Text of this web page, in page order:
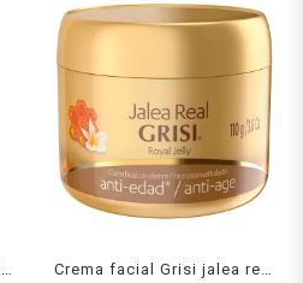
Crema facial Grisi jalea real